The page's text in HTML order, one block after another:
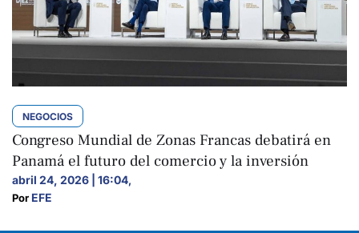
NEGOCIOS
Congreso Mundial de Zonas Francas debatirá en
Panamá el futuro del comercio y la inversión
abril 24, 2026 | 16:04,
Por EFE